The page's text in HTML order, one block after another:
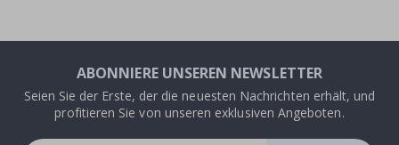
ABONNIERE UNSEREN NEWSLETTER
Seien Sie der Erste, der die neuesten Nachrichten erhält, und
profitieren Sie von unseren exklusiven Angeboten.